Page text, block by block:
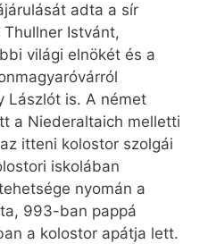
adta a sír
Istvánt,
világi elnökét és a
Lászlót is. A német
a Niederaltaich melletti
itteni kolostor szolgái
iskolában
nyomán a
993-ban pappá
a kolostor apátja lett.